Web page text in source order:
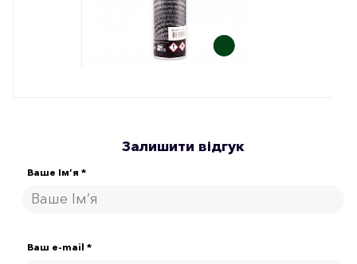
Залишити відгук
Ваше Ім’я *
Ваш e-mail *